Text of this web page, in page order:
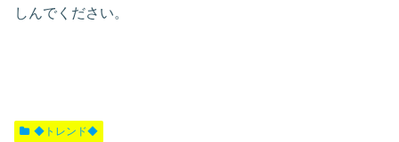
しんでください。
◆トレンド◆